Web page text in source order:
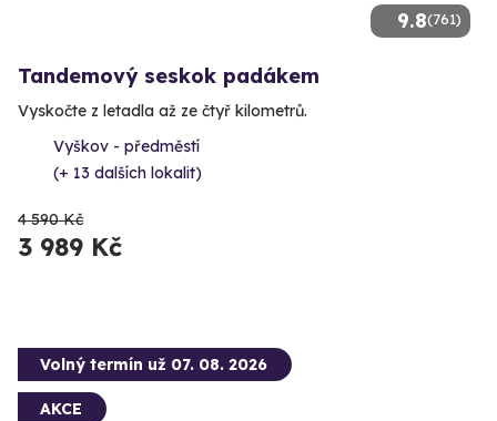
9.8(761)
Tandemový seskok padákem
Vyskočte z letadla až ze čtyř kilometrů.
Vyškov - předměstí
(+ 13 dalších lokalit)
4 590 Kč
3 989 Kč
Volný termín už 07. 08. 2026
AKCE